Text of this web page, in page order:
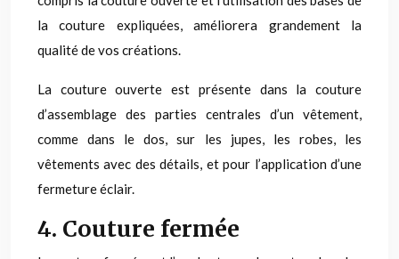
la couture expliquées, améliorera grandement la
qualité de vos créations.
La couture ouverte est présente dans la couture
d’assemblage des parties centrales d’un vêtement,
comme dans le dos, sur les jupes, les robes, les
vêtements avec des détails, et pour l’application d’une
fermeture éclair.
4. Couture fermée